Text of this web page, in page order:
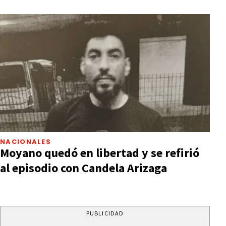
NACIONALES
Moyano quedó en libertad y se refirió
al episodio con Candela Arizaga
PUBLICIDAD